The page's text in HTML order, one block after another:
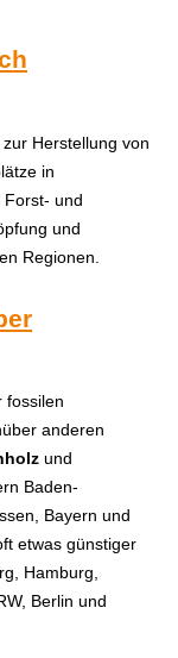
zur Herstellung von
in
Forst- und
und
Regionen.
fossilen
anderen
und
Baden-
Bayern und
etwas günstiger
Hamburg,
Berlin und